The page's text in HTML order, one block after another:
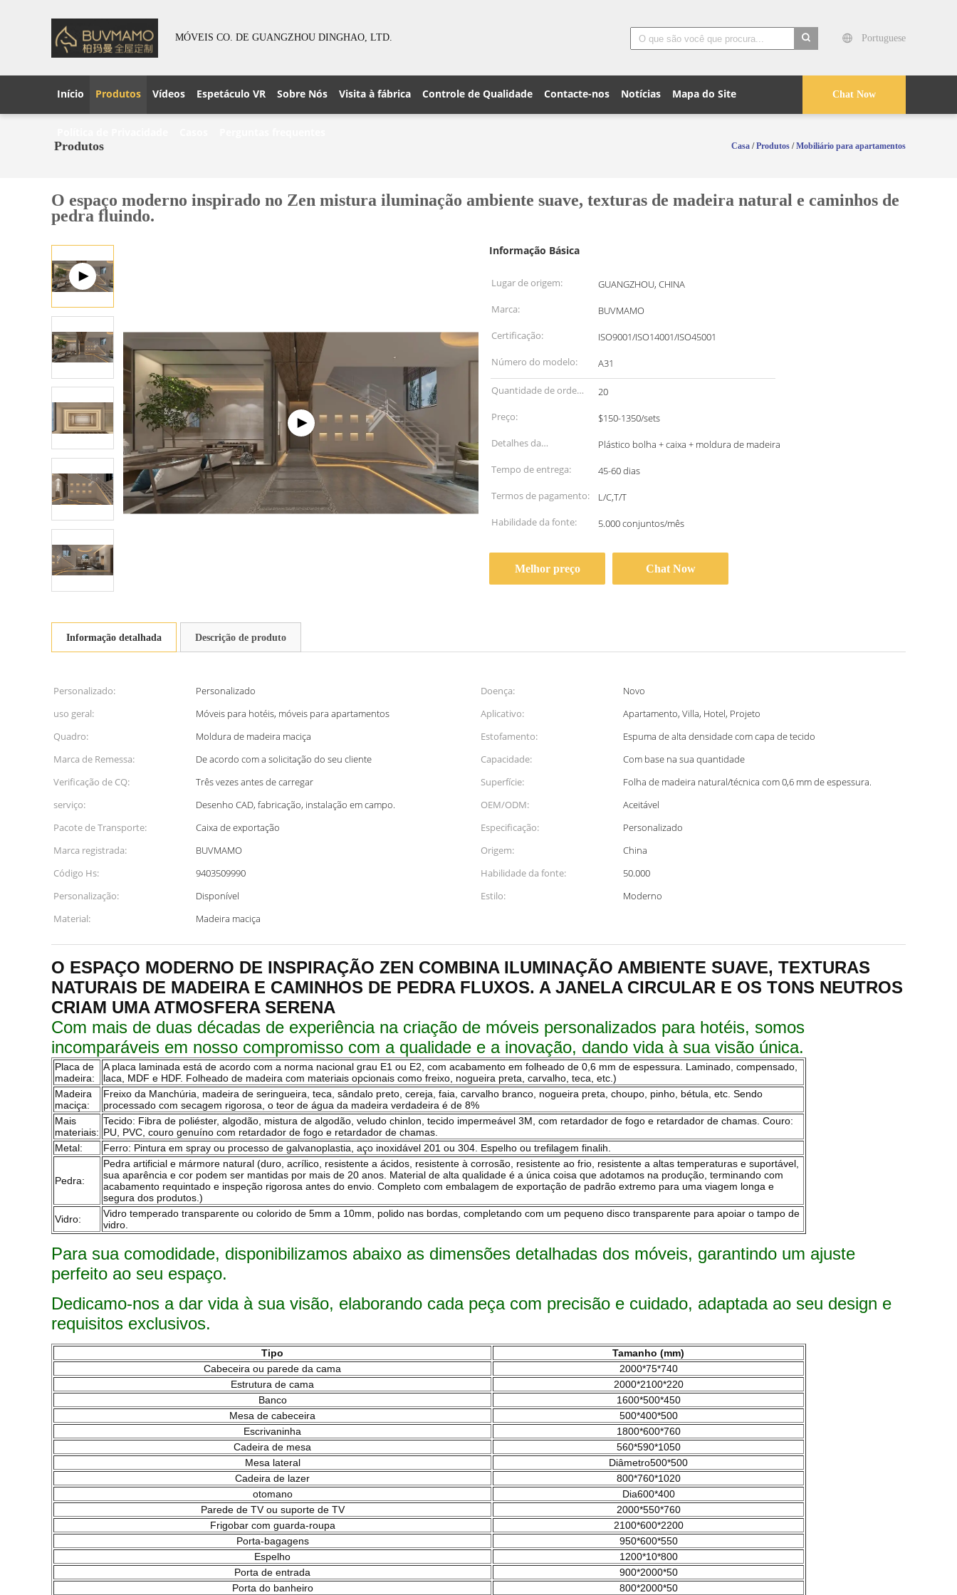
MÓVEIS CO. DE GUANGZHOU DINGHAO, LTD.
Portuguese
Chat Now
Início Produtos Vídeos Espetáculo VR Sobre Nós Visita à fábrica Controle de Qualidade Contacte-nos Notícias Mapa do Site
Produtos Casa /Produtos /Mobiliário para apartamentos
O espaço moderno inspirado no Zen mistura iluminação ambiente suave, texturas de madeira natural e caminhos de
pedra fluindo.
Informação Básica
Lugar de origem:
GUANGZHOU, CHINA
Marca:
BUVMAMO
Certificação:
ISO9001/ISO14001/ISO45001
Número do modelo:
A31
Quantidade de ordem
mínima:
20
Preço:
$150-1350/sets
Detalhes da
embalagem:
Plástico bolha + caixa + moldura de madeira
Tempo de entrega:
45-60 dias
Termos de pagamento:
L/C,T/T
Habilidade da fonte:
5.000 conjuntos/mês
Melhor preço Chat Now
Informação detalhada Descrição de produto
Personalizado: Personalizado Doença:
Novo
uso geral:
Móveis para hotéis, móveis para apartamentos Aplicativo:
Apartamento, Villa, Hotel, Projeto
Quadro:
Moldura de madeira maciça Estofamento:
Espuma de alta densidade com capa de tecido
Marca de Remessa:
De acordo com a solicitação do seu cliente Capacidade:
Com base na sua quantidade
Verificação de CQ:
Três vezes antes de carregar Superfície:
Folha de madeira natural/técnica com 0,6 mm de espessura.
serviço:
Desenho CAD, fabricação, instalação em campo. OEM/ODM:
Aceitável
Pacote de Transporte:
Caixa de exportação Especificação:
Personalizado
Marca registrada:
BUVMAMO Origem:
China
Código Hs:
9403509990 Habilidade da fonte:
50.000
Personalização:
Disponível Estilo:
Moderno
Material:
Madeira maciça
O ESPAÇO MODERNO DE INSPIRAÇÃO ZEN COMBINA ILUMINAÇÃO AMBIENTE SUAVE, TEXTURAS
NATURAIS DE MADEIRA E CAMINHOS DE PEDRA FLUXOS. A JANELA CIRCULAR E OS TONS NEUTROS
CRIAM UMA ATMOSFERA SERENA
Com mais de duas décadas de experiência na criação de móveis personalizados para hotéis, somos
incomparáveis ​​em nosso compromisso com a qualidade e a inovação, dando vida à sua visão única.
Placa de
madeira:
A placa laminada está de acordo com a norma nacional grau E1 ou E2, com acabamento em folheado de 0,6 mm de espessura. Laminado, compensado,
laca, MDF e HDF. Folheado de madeira com materiais opcionais como freixo, nogueira preta, carvalho, teca, etc.)
Madeira
maciça:
Freixo da Manchúria, madeira de seringueira, teca, sândalo preto, cereja, faia, carvalho branco, nogueira preta, choupo, pinho, bétula, etc. Sendo
processado com secagem rigorosa, o teor de água da madeira verdadeira é de 8%
Mais
materiais:
Tecido: Fibra de poliéster, algodão, mistura de algodão, veludo chinlon, tecido impermeável 3M, com retardador de fogo e retardador de chamas. Couro:
PU, PVC, couro genuíno com retardador de fogo e retardador de chamas.
Metal:
Ferro: Pintura em spray ou processo de galvanoplastia, aço inoxidável 201 ou 304. Espelho ou trefilagem finalih.
Pedra:
Pedra artificial e mármore natural (duro, acrílico, resistente a ácidos, resistente à corrosão, resistente ao frio, resistente a altas temperaturas e suportável,
sua aparência e cor podem ser mantidas por mais de 20 anos. Material de alta qualidade é a única coisa que adotamos na produção, terminando com
acabamento requintado e inspeção rigorosa antes do envio. Completo com embalagem de exportação de padrão extremo para uma viagem longa e
segura dos produtos.)
Vidro:
Vidro temperado transparente ou colorido de 5mm a 10mm, polido nas bordas, completando com um pequeno disco transparente para apoiar o tampo de
vidro.
Para sua comodidade, disponibilizamos abaixo as dimensões detalhadas dos móveis, garantindo um ajuste
perfeito ao seu espaço.
Dedicamo-nos a dar vida à sua visão, elaborando cada peça com precisão e cuidado, adaptada ao seu design e
requisitos exclusivos.
Tipo
Tamanho (mm)
Cabeceira ou parede da cama
2000*75*740
Estrutura de cama
2000*2100*220
Banco
1600*500*450
Mesa de cabeceira
500*400*500
Escrivaninha
1800*600*760
Cadeira de mesa
560*590*1050
Mesa lateral
Diâmetro500*500
Cadeira de lazer
800*760*1020
otomano
Dia600*400
Parede de TV ou suporte de TV
2000*550*760
Frigobar com guarda-roupa
2100*600*2200
Porta-bagagens
950*600*550
Espelho
1200*10*800
Porta de entrada
900*2000*50
Porta do banheiro
800*2000*50